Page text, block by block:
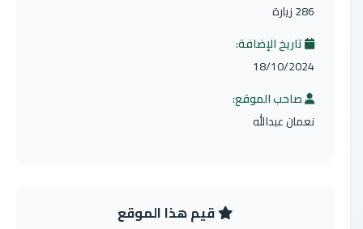
286 زيارة
تاريخ الإضافة:
18/10/2024
صاحب الموقع:
نعمان عبدالله
قيم هذا الموقع